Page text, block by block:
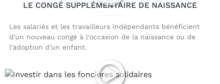
LE CONGÉ SUPPLÉMENTAIRE DE NAISSANCE
Les salariés et les travailleurs indépendants bénéficient
d'un nouveau congé à l'occasion de la naissance ou de
l'adoption d'un enfant.